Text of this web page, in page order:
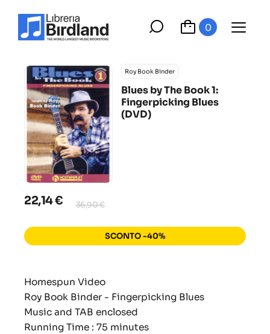
0
Roy Book Binder
Blues by The Book 1:
Fingerpicking Blues
(DVD)
22,14 € 36,90 €
SCONTO -40%
Homespun Video
Roy Book Binder - Fingerpicking Blues
Music and TAB enclosed
Running Time : 75 minutes